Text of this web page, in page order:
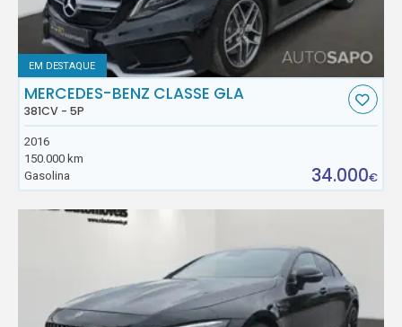
EM DESTAQUE
MERCEDES-BENZ CLASSE GLA
381CV - 5P
2016
150.000 km
Gasolina
34.000€